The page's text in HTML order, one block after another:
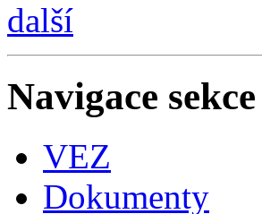
další
Navigace sekce
VEZ
Dokumenty